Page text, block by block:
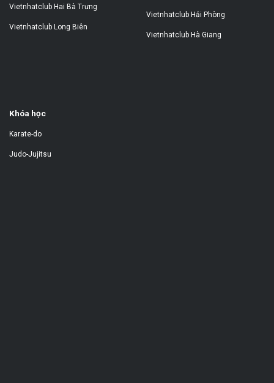
Vietnhatclub Hai Bà Trưng
Vietnhatclub Long Biên
Vietnhatclub Hải Phòng
Vietnhatclub Hà Giang
Khóa học
Karate-do
Judo-Jujitsu